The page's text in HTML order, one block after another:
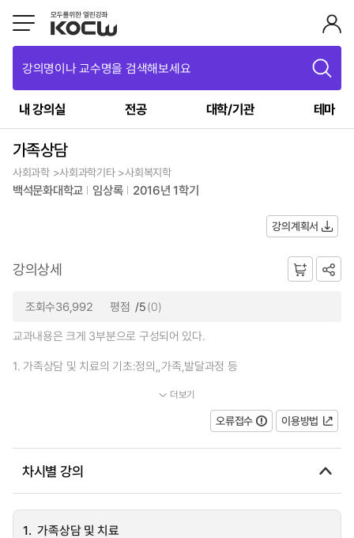
강의명이나 교수명을 검색해보세요
내 강의실 전공 대학/기관 테마
가족상담
사회과학 >사회과학기타 >사회복지학
백석문화대학교 임상록 2016년 1학기
강의계획서
강의상세
조회수36,992 평점 /5(0)
교과내용은 크게 3부분으로 구성되어 있다.
1. 가족상담 및 치료의 기초:정의,,가족,발달과정 등
더보기
오류접수 이용방법
차시별 강의
1. 가족상담 및 치료